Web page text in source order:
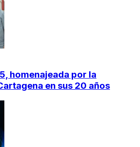
homenajeada por la
en sus 20 años